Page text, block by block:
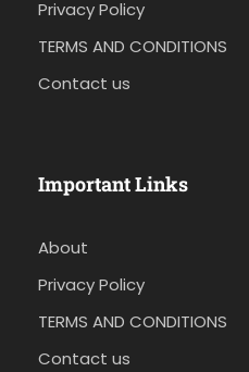
Privacy Policy
TERMS AND CONDITIONS
Contact us
Important Links
About
Privacy Policy
TERMS AND CONDITIONS
Contact us